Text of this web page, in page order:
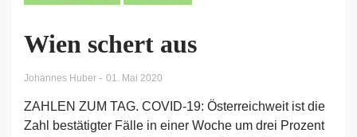
Wien schert aus
Johannes Huber - 01. Mai 2020
ZAHLEN ZUM TAG. COVID-19: Österreichweit ist die
Zahl bestätigter Fälle in einer Woche um drei Prozent